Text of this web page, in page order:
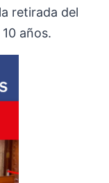
retirada del
años.